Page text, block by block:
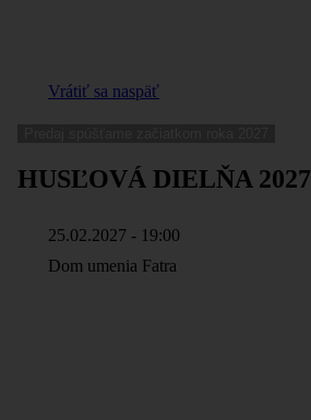
Vrátiť sa naspäť
HUSĽOVÁ DIELŇA 2027
25.02.2027 - 19:00
Dom umenia Fatra